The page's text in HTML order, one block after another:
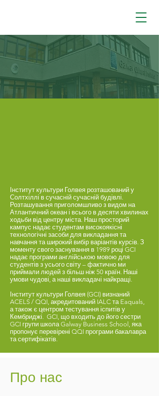
Інститут культури Голвея розташований у
Солтхіллі в сучасній сучасній будівлі.
Розташування приголомшливо з видом на
Атлантичний океан і всього в десяти хвилинах
ходьби від центру міста. Наш просторий
кампус надає студентам високоякісні
технологічні засоби для викладання та
навчання та широкий вибір варіантів курсів. З
моменту свого заснування в 1989 році GCI
надає програми англійською мовою для
студентів з усього світу – фактично ми
приймали людей з більш ніж 50 країн. Наші
умови чудові, а наші викладачі найкращі.
Інститут культури Голвея (GCI) визнаний
ACELS / QQI, акредитований IALC та Eaquals,
а також є центром тестування іспитів у
Кембриджі. GCI, що входить до його сестри
GCI групи школа Galway Business School, яка
пропонує перевірені QQI програми бакалавра
та сертифікатів.
Про нас